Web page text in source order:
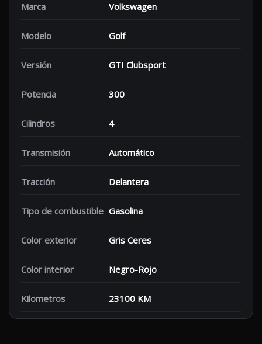
Marca Volkswagen
Modelo Golf
Versión GTI Clubsport
Potencia 300
Cilindros 4
Transmisión Automático
Tracción Delantera
Tipo de combustible Gasolina
Color exterior Gris Ceres
Color interior Negro-Rojo
Kilometros 23100 KM